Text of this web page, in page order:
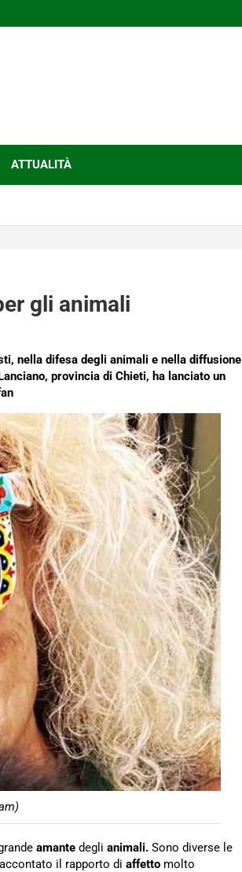
ATTUALITÀ
gli animali
nella difesa degli animali e nella diffusione
provincia di Chieti, ha lanciato un
amante degli animali. Sono diverse le
il rapporto di affetto molto